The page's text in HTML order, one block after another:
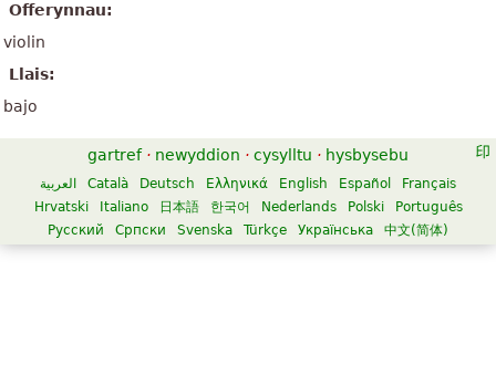
Offerynnau:
violin
Llais:
bajo
gartref · newyddion · cysylltu · hysbysebu
العربية Català Deutsch Ελληνικά English Español
Français
Hrvatski
Italiano 日本語 한국어 Nederlands Polski
Português
Русский
Српски Svenska Türkçe Українська 中文(简体)